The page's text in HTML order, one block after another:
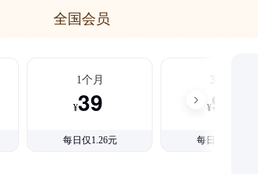
全国会员
1个月
¥39
每日仅1.26元
3个月
¥99
每日仅1.08元